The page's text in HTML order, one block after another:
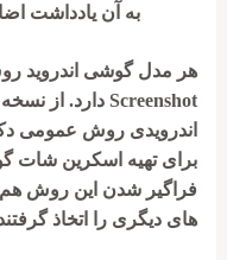
به آن یادداشت
هر مدل گوشی اندروید
Screenshot
اندرویدی روش عمومی
برای تهیه اسکرین شات
فراگیر شدن این روش
های دیگری را اتخاذ